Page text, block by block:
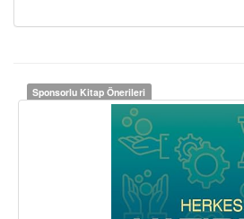
Sponsorlu Kitap Önerileri